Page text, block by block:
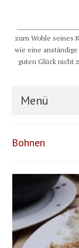
zum Wohle seines
wie eine anständige
guten Glück nicht
Menü
Karte und Wind
Länder und
Bohnen